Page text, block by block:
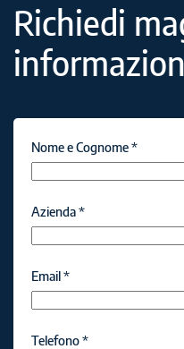
Richiedi
Nome e Cognome*
Azienda*
Email*
Telefono*